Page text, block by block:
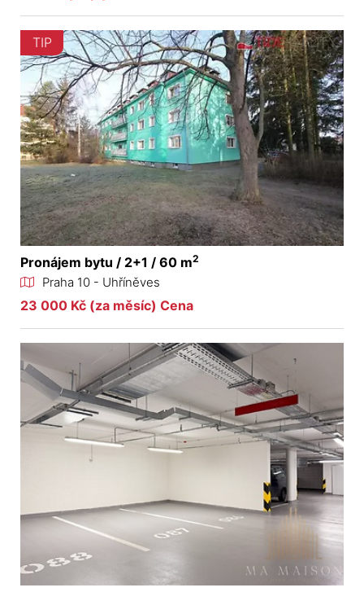
TIP
Pronájem bytu / 2+1 / 60 m2
Praha 10 - Uhříněves
23 000 Kč (za měsíc) Cena